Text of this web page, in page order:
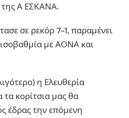
της Α ΕΣΚΑΝΑ.
σε ρεκόρ 7-1, παραμένει
με ΑΟΝΑ και
η Ελευθερία
κορίτσια μας θα
έδρας την επόμενη